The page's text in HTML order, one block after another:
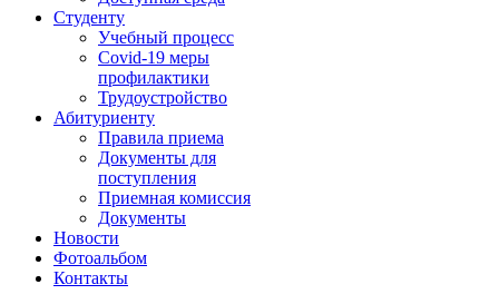
Студенту
Учебный процесс
Covid-19 меры
профилактики
Трудоустройство
Абитуриенту
Правила приема
Документы для
поступления
Приемная комиссия
Документы
Новости
Фотоальбом
Контакты